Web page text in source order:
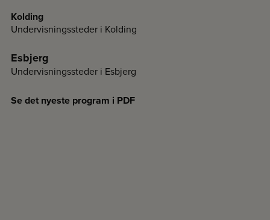
Kolding
Undervisningssteder i Kolding
Esbjerg
Undervisningssteder i Esbjerg
Se det nyeste program i PDF